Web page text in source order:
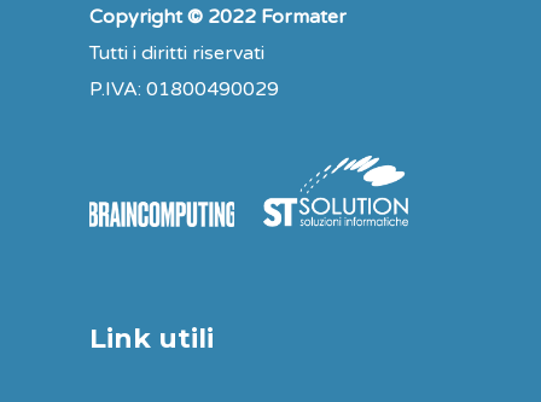
Copyright © 2022 Formater
Tutti i diritti riservati
P.IVA: 01800490029
Link utili